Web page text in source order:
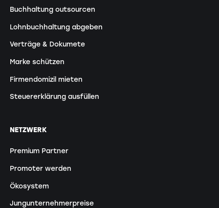
Buchhaltung outsourcen
Lohnbuchhaltung abgeben
Verträge & Dokumete
Marke schützen
Firmendomizil mieten
Steuererklärung ausfüllen
NETZWERK
Premium Partner
Promoter werden
Ökosystem
Jungunternehmerpreise